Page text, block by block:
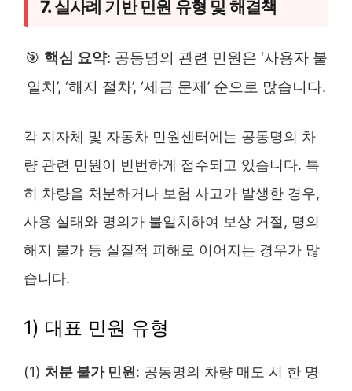
7. 실사례 기반 민원 유형 및 해결책
🎯 핵심 요약: 공동명의 관련 민원은 ‘사용자 불
일치’, ‘해지 절차’, ‘세금 문제’ 순으로 많습니다.
각 지자체 및 자동차 민원센터에는 공동명의 차
량 관련 민원이 빈번하게 접수되고 있습니다. 특
히 차량을 처분하거나 보험 사고가 발생한 경우,
사용 실태와 명의가 불일치하여 보상 거절, 명의
해지 불가 등 실질적 피해로 이어지는 경우가 많
습니다.
1) 대표 민원 유형
(1) 처분 불가 민원 : 공동명의 차량 매도 시 한 명